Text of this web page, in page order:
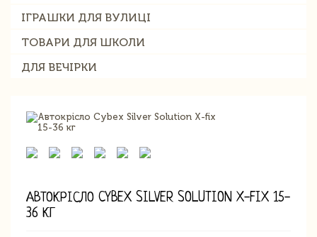
ІГРАШКИ ДЛЯ ВУЛИЦІ
ТОВАРИ ДЛЯ ШКОЛИ
ДЛЯ ВЕЧІРКИ
АВТОКРІСЛО CYBEX SILVER SOLUTION X-FIX 15-
36 КГ